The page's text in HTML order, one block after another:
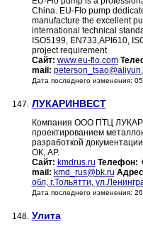
China. EU-Flo pump
manufacture the excellent
international technical
ISO5199, EN733,API610,
project requirement
Сайт: www.eu-flo.com
mail:
Дата последнего изменения:
147. ЛУКАРИНВЕСТ
Компания ООО ПТЦ
проектированием
разработкой
ОК, АР.
Сайт: kmdrus.ru Телефон:
mail: kmd_rus@bk.ru
обл, г.Тольятти,
Дата последнего изменения:
148. Улита